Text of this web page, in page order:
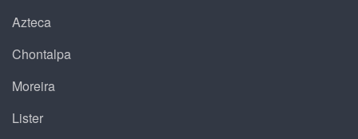
Azteca
Chontalpa
Moreira
Lister